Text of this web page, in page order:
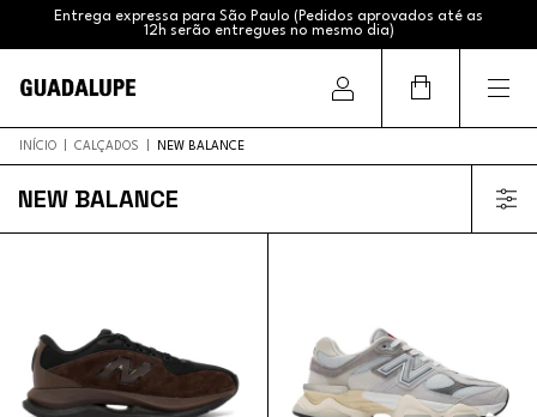
Entrega expressa para São Paulo (Pedidos aprovados até as
12h serão entregues no mesmo dia)
INÍCIO CALÇADOS NEW BALANCE
NEW BALANCE